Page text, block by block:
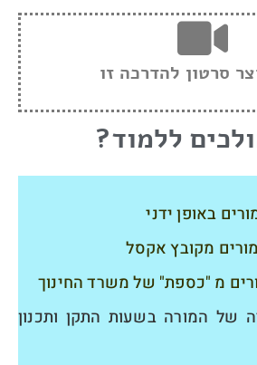
סרטון להדרכה זו
ללמוד?
באופן ידני
מקובץ אקסל
מ "כספת" של משרד החינוך
של המורה בשעות התקן ותכנון